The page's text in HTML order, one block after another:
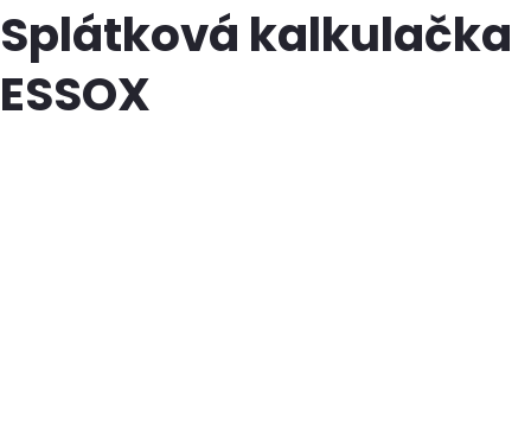
Splátková kalkulačka
ESSOX